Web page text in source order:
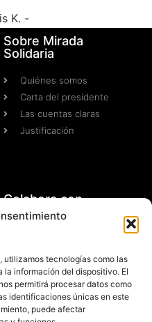
utilizamos tecnologías como las
información del dispositivo. El
permitirá procesar datos como
identificaciones únicas en este
puede afectar
K. -
Sobre Mirada
Solidaria
Quiénes somos
Carta del presidente
Las cuentas claras
Justificación
Colabora con
nosotros
Haz una donación